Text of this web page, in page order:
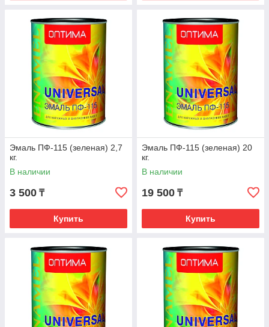
Эмаль ПФ-115 (зеленая) 2,7
кг.
В наличии
3 500 ₸
Купить
Эмаль ПФ-115 (зеленая) 20
кг.
В наличии
19 500 ₸
Купить